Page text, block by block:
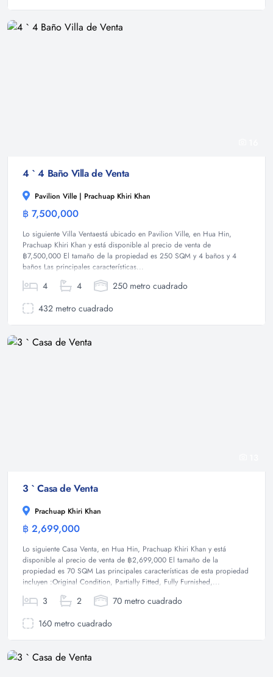
4 ` 4 Baño Villa de Venta
Pavilion Ville | Prachuap Khiri Khan
฿ 7,500,000
Lo siguiente Villa Ventaestá ubicado en Pavilion Ville, en Hua Hin,
Prachuap Khiri Khan y está disponible al precio de venta de
฿7,500,000 El tamaño de la propiedad es 250 SQM y 4 baños y 4
baños Las principales características...
4 4
250 metro cuadrado
432 metro cuadrado
3 ` Casa de Venta
Prachuap Khiri Khan
฿ 2,699,000
Lo siguiente Casa Venta, en Hua Hin, Prachuap Khiri Khan y está
disponible al precio de venta de ฿2,699,000 El tamaño de la
propiedad es 70 SQM Las principales características de esta propiedad
incluyen :Original Condition, Partially Fitted, Fully Furnished,...
3 2
70 metro cuadrado
160 metro cuadrado